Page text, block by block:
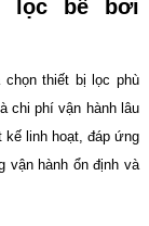
lọc bể bơi
thiết bị lọc phù
chi phí vận hành lâu
linh hoạt, đáp ứng
vận hành ổn định và